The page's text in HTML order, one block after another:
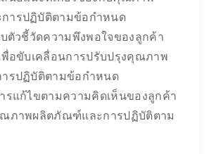
ารปฏิบัติตามข้อกำหนด
ตัวชี้วัดความพึงพอใจของลูกค้า
พื่อขับเคลื่อนการปรับปรุงคุณภาพ
ารปฏิบัติตามข้อกำหนด
รแก้ไขตามความคิดเห็นของลูกค้า
ณภาพผลิตภัณฑ์และการปฏิบัติตาม